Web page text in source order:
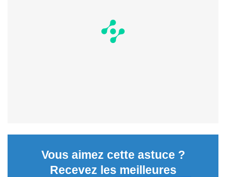
Vous aimez cette astuce ?
Recevez les meilleures